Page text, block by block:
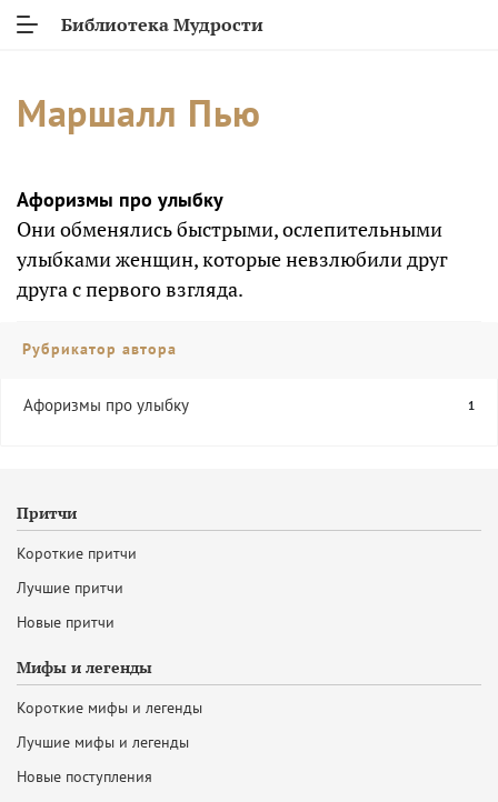
Библиотека Мудрости
Маршалл Пью
Афоризмы про улыбку
Они обменялись быстрыми, ослепительными
улыбками женщин, которые невзлюбили друг
друга с первого взгляда.
Рубрикатор автора
Афоризмы про улыбку 1
Притчи
Короткие притчи
Лучшие притчи
Новые притчи
Мифы и легенды
Короткие мифы и легенды
Лучшие мифы и легенды
Новые поступления